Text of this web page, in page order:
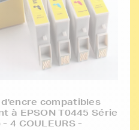
compatibles
à EPSON T0445 Série
4 COULEURS -